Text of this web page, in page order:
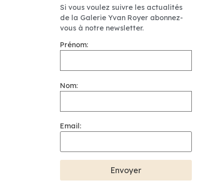
Si vous voulez suivre les actualités
de la Galerie Yvan Royer abonnez-
vous à notre newsletter.
Prénom:
Nom:
Email: